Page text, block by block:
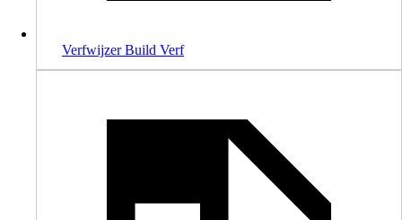
Verfwijzer Build Verf